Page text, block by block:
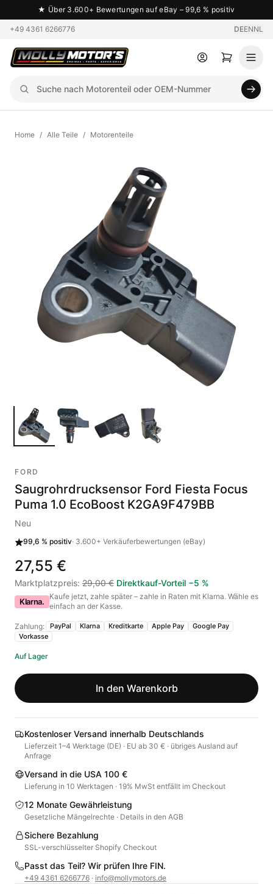
★ Über 3.600+ Bewertungen auf eBay – 99,6 % positiv
+49 4361 6266776 DEENNL
Home / Alle Teile / Motorenteile
FORD
Saugrohrdrucksensor Ford Fiesta Focus
Puma 1.0 EcoBoost K2GA9F479BB
Neu
99,6 % positiv· 3.600+ Verkäuferbewertungen (eBay)
27,55 €
Marktplatzpreis: 29,00 € Direktkauf-Vorteil −5 %
Klarna. Kaufe jetzt, zahle später – zahle in Raten mit Klarna. Wähle es
einfach an der Kasse.
Zahlung: PayPal Klarna Kreditkarte Apple Pay
Google Pay
Vorkasse
Auf Lager
In den Warenkorb
Kostenloser Versand innerhalb Deutschlands
Lieferzeit 1–4 Werktage (DE) · EU ab 30 € · übriges Ausland auf
Anfrage
Versand in die USA 100 €
Lieferung in 10 Werktagen · 19% MwSt entfällt im Checkout
12 Monate Gewährleistung
Gesetzliche Mängelrechte · Details in den AGB
Sichere Bezahlung
SSL-verschlüsselter Shopify Checkout
Passt das Teil? Wir prüfen Ihre FIN.
+49 4361 6266776 · info@mollymotors.de